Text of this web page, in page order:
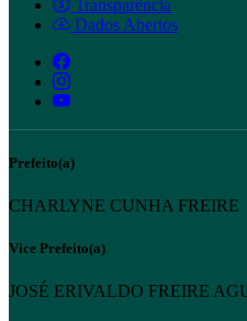
Transparência
Dados Abertos
Prefeito(a)
CHARLYNE CUNHA FREIRE
Vice Prefeito(a)
JOSÉ ERIVALDO FREIRE